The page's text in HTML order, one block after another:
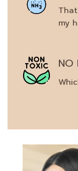
my
NO